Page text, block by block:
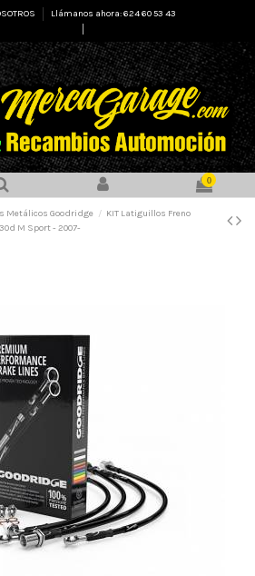
Llámanos ahora: 624 60 53 43
0
Metálicos Goodridge
KIT Latiguillos Freno
M Sport - 2007-